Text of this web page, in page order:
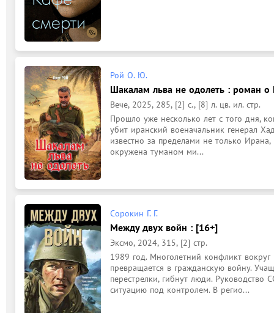
Рой О. Ю.
Шакалам льва не одолеть : роман о
Вече, 2025, 285, [2] c., [8] л. цв. ил. стр.
Прошло уже несколько лет с того дня,
убит иранский военачальник генерал
известно за пределами не только
окружена туманом ми...
Сорокин Г. Г.
Между двух войн : [16+]
Эксмо, 2024, 315, [2] стр.
1989 год. Многолетний конфликт
превращается в гражданскую войну.
перестрелки, гибнут люди. Руководство
ситуацию под контролем. В регио...